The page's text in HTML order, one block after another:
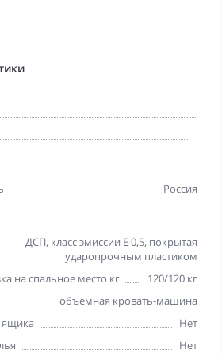
Россия
ДСП, класс эмиссии Е 0,5, покрытая
ударопрочным пластиком
на спальное место кг
120/120 кг
объемная кровать-машина
ящика
Нет
Нет